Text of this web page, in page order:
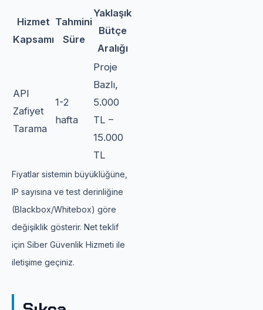
Hizmet
Kapsamı
Tahmini
Süre
Yaklaşık
Bütçe
Aralığı
API
Zafiyet
Tarama
1-2
hafta
Proje
Bazlı,
5.000
TL –
15.000
TL
Fiyatlar sistemin büyüklüğüne,
IP sayısına ve test derinliğine
(Blackbox/Whitebox) göre
değişiklik gösterir. Net teklif
için Siber Güvenlik Hizmeti ile
iletişime geçiniz.